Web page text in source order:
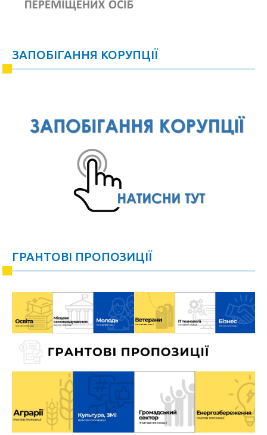
ЗАПОБІГАННЯ КОРУПЦІЇ
ГРАНТОВІ ПРОПОЗИЦІЇ